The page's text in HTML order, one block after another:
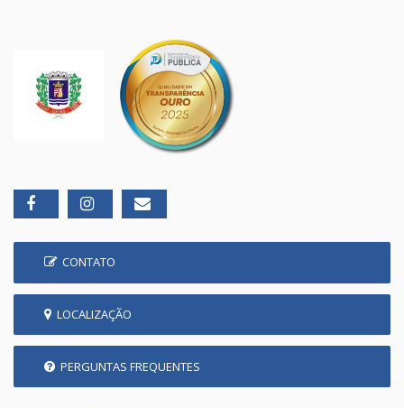
CONTATO
LOCALIZAÇÃO
PERGUNTAS FREQUENTES